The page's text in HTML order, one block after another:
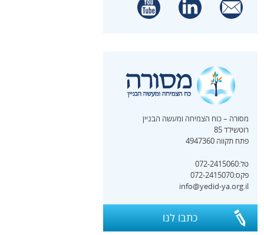
מסורה – כוח הצמיחה ומעשה הבניין
רוטשילד 85
פתח תקווה 4947360
טל:072-2415060
פקס:072-2415070
info@yedid-ya.org.il
כתבו לנו